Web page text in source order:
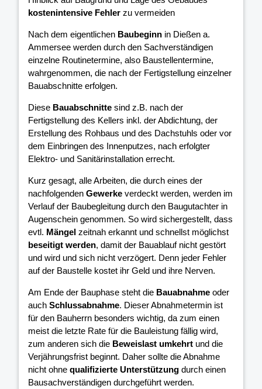
kostenintensive Fehler zu vermeiden
Nach dem eigentlichen Baubeginn in Dießen a.
Ammersee werden durch den Sachverständigen
einzelne Routinetermine, also Baustellentermine,
wahrgenommen, die nach der Fertigstellung einzelner
Bauabschnitte erfolgen.
Diese Bauabschnitte sind z.B. nach der
Fertigstellung des Kellers inkl. der Abdichtung, der
Erstellung des Rohbaus und des Dachstuhls oder vor
dem Einbringen des Innenputzes, nach erfolgter
Elektro- und Sanitärinstallation errecht.
Kurz gesagt, alle Arbeiten, die durch eines der
nachfolgenden Gewerke verdeckt werden, werden im
Verlauf der Baubegleitung durch den Baugutachter in
Augenschein genommen. So wird sichergestellt, dass
evtl. Mängel zeitnah erkannt und schnellst möglichst
beseitigt werden, damit der Bauablauf nicht gestört
und wird und sich nicht verzögert. Denn jeder Fehler
auf der Baustelle kostet ihr Geld und ihre Nerven.
Am Ende der Bauphase steht die Bauabnahme oder
auch Schlussabnahme. Dieser Abnahmetermin ist
für den Bauherrn besonders wichtig, da zum einen
meist die letzte Rate für die Bauleistung fällig wird,
zum anderen sich die Beweislast umkehrt und die
Verjährungsfrist beginnt. Daher sollte die Abnahme
nicht ohne qualifizierte Unterstützung durch einen
Bausachverständigen durchgeführt werden.